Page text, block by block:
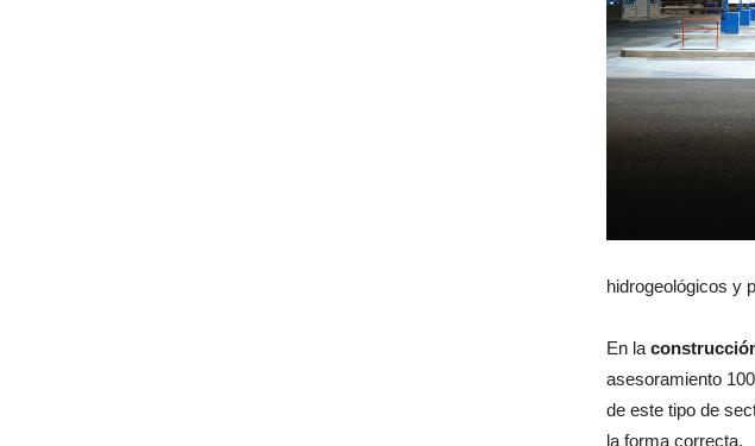
hidrogeológicos y
En la
asesoramiento
de este tipo de
la forma correcta.